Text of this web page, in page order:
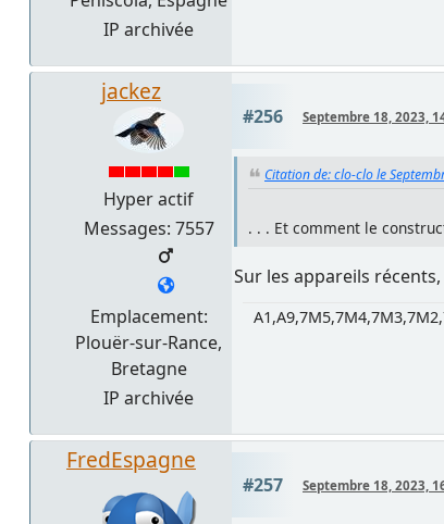
IP archivée
jackez
Hyper actif
Messages: 7557
Emplacement:
Plouër-sur-Rance,
Bretagne
IP archivée
#256 Septembre 18, 2023,
Citation de: clo-clo le
. . . Et comment le
Sur les appareils
FredEspagne
#257 Septembre 18, 2023,